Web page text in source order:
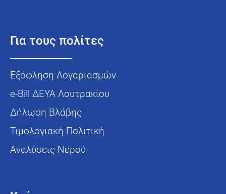
Για τους πολίτες
Εξόφληση Λογαριασμών
e-Bill ΔΕΥΑ Λουτρακίου
Δήλωση Βλάβης
Τιμολογιακή Πολιτική
Αναλύσεις Νερού